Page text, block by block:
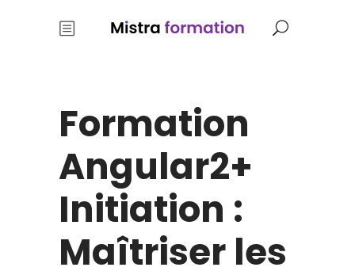
Formation
Angular2+
Initiation :
Maîtriser les